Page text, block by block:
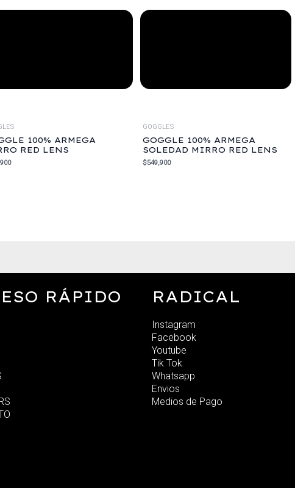
100% ARMEGA
RED LENS
GOGGLES
GOGGLE 100% ARMEGA
SOLEDAD MIRRO RED LENS
$549,900
RÁPIDO RADICAL
Instagram
Facebook
Youtube
Tik Tok
Whatsapp
Envios
Medios de Pago